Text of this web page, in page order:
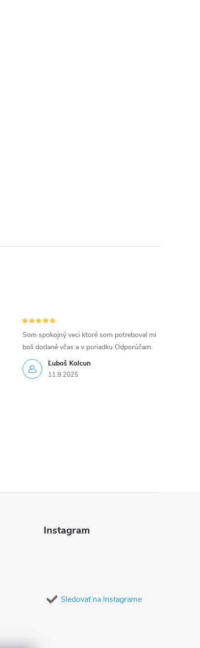
Ľuboš Kolcun
11.9.2025
Som spokojný veci ktoré som potreboval mi
boli dodané včas a v poriadku Odporúčam.
Instagram
Sledovať na Instagrame